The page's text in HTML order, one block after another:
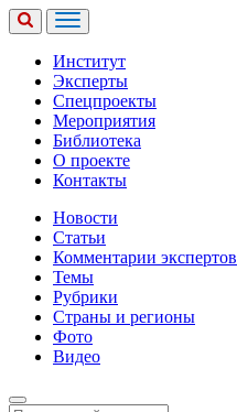
Институт
Эксперты
Спецпроекты
Мероприятия
Библиотека
О проекте
Контакты
Новости
Статьи
Комментарии экспертов
Темы
Рубрики
Страны и регионы
Фото
Видео